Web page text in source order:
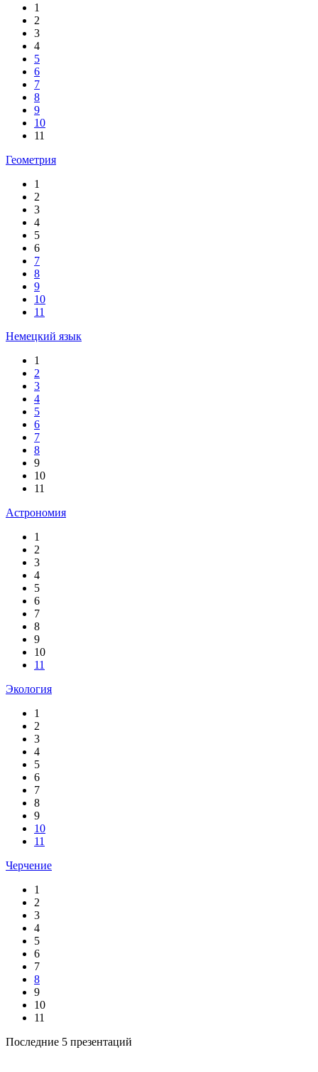
1
2
3
4
5
6
7
8
9
10
11
Геометрия
1
2
3
4
5
6
7
8
9
10
11
Немецкий язык
1
2
3
4
5
6
7
8
9
10
11
Астрономия
1
2
3
4
5
6
7
8
9
10
11
Экология
1
2
3
4
5
6
7
8
9
10
11
Черчение
1
2
3
4
5
6
7
8
9
10
11
Последние 5 презентаций